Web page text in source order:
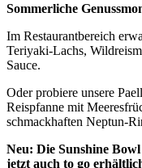
Sommerliche
Im Restaurantbereich
Teriyaki-Lachs,
Sauce.
Oder probiere unsere
Reispfanne mit
schmackhaften Neptun-
Neu: Die Sunshine
jetzt auch to go